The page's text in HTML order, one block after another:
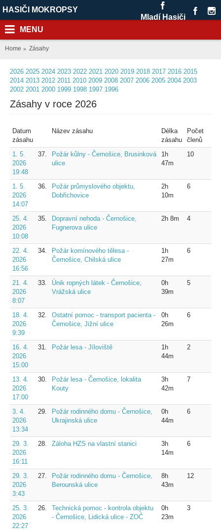
HASIČI MOKROPSY
Mladí Hasiči
MENU
Home Zásahy
2026 2025 2024 2023 2022 2021 2020 2019 2018 2017 2016 2015
2014 2013 2012 2011 2010 2009 2008 2007 2006 2005 2004 2003
2002 2001 2000 1999 1998 1997 1996
Zásahy v roce 2026
Datum
zásahu
Název zásahu
Délka
zásahu
Počet
členů
1. 5.
2026
19:48
37.
Požár kůlny - Černošice, Brusinková
ulice
1h
47m
10
1. 5.
2026
14:07
36.
Požár průmyslového objektu,
Dobřichovice
2h
10m
6
25. 4.
2026
10:08
35.
Dopravní nehoda - Černošice,
Fugnerova ulice
2h 8m 4
22. 4.
2026
16:56
34.
Požár komínového tělesa -
Černošice, Chilská ulice
1h
27m
6
21. 4.
2026
8:07
33.
Únik ropných látek - Černošice,
Vrážská ulice
0h
39m
5
18. 4.
2026
9:39
32.
Ostatní pomoc - transport pacienta -
Černošice, Jižní ulice
0h
26m
6
16. 4.
2026
15:00
31. Požár lesa - Jíloviště
1h
44m
2
13. 4.
2026
17:00
30.
Požár lesa - Černošice, lokalita
Kouty
3h
42m
7
3. 4.
2026
13:34
29.
Požár rodinného domu - Černošice,
Ukrajinská ulice
0h
44m
6
29. 3.
2026
16:11
28. Záloha HZS na vlastní stanici
3h
14m
6
29. 3.
2026
3:43
27.
Požár rodinného domu - Černošice,
Berounská ulice
8h
43m
12
25. 3.
2026
22:27
26.
Technická pomoc - kontrola objektu
- Černošice, Lidická ulice - ZOČ
0h
23m
3